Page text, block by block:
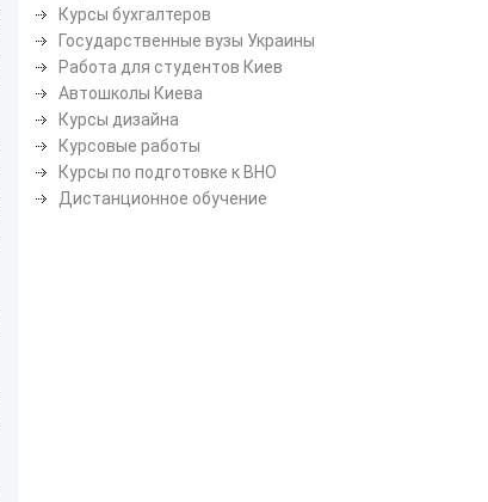
Курсы бухгалтеров
Государственные вузы Украины
Работа для студентов Киев
Автошколы Киева
Курсы дизайна
Курсовые работы
Курсы по подготовке к ВНО
Дистанционное обучение